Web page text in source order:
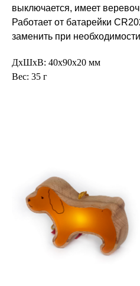
выключается, имеет
Работает от батарейки
заменить при
ДxШxВ: 40x90x20 мм
Вес: 35 г